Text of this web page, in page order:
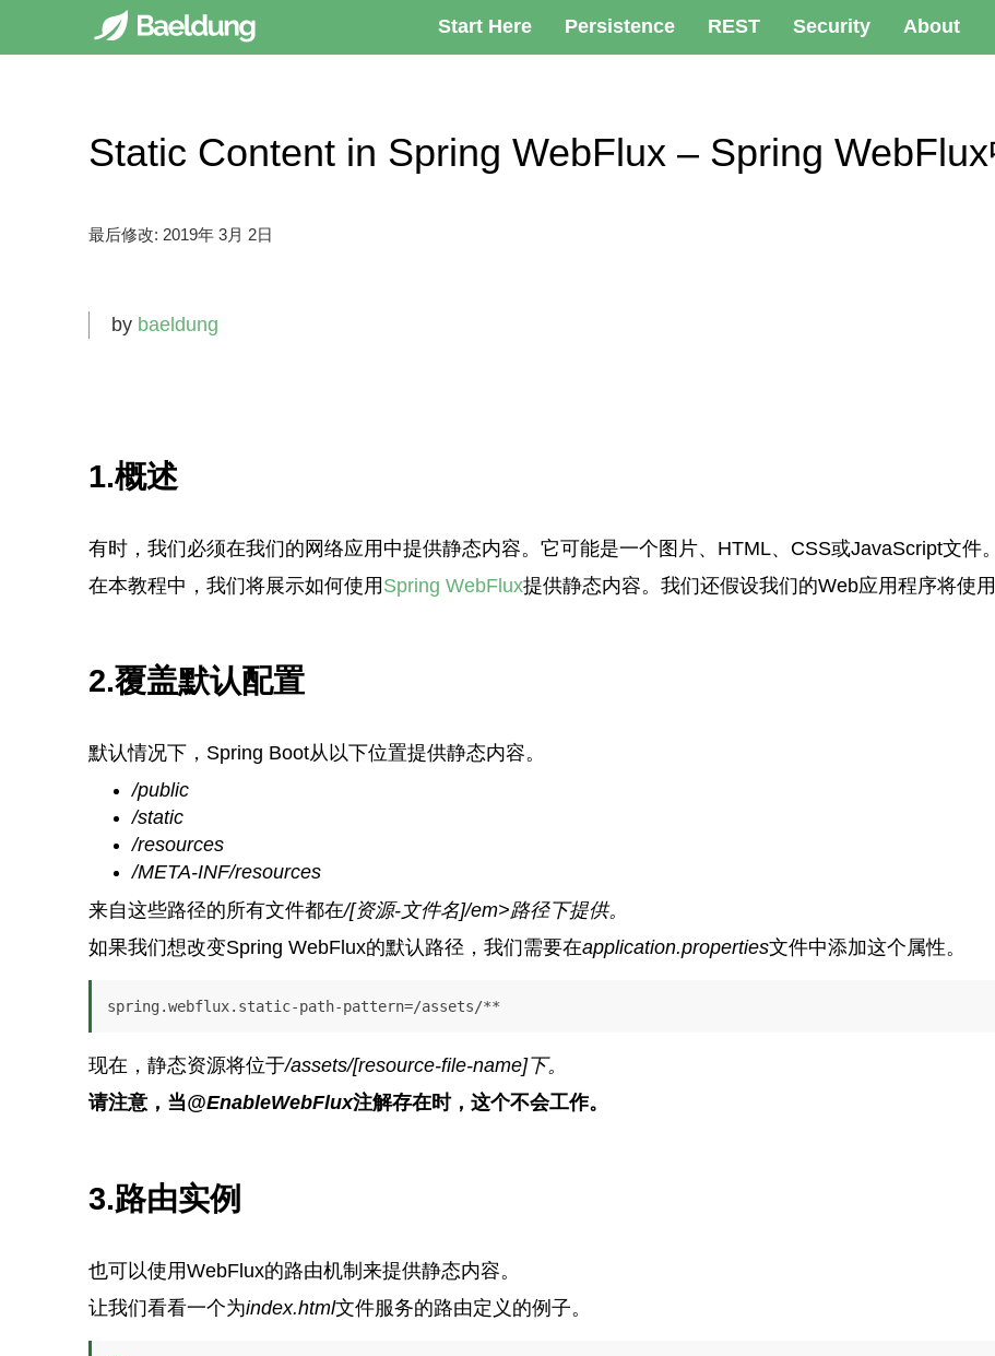
Start Here Persistence REST Security About
Static Content in Spring WebFlux – Spring
最后修改: 2019年 3月 2日
by baeldung
1.概述
有时，我们必须在我们的网络应用中提供静态内容。它可能是一个图片、HTML、CSS或JavaScript文件。
在本教程中，我们将展示如何使用 Spring WebFlux提供静态内容。我们还假设我们的Web应用程序将使用
2.覆盖默认配置
默认情况下，Spring Boot从以下位置提供静态内容。
/public
/static
/resources
/META-INF/resources
来自这些路径的所有文件都在/[资源-文件名]/em>路径下提供。
如果我们想改变Spring WebFlux的默认路径，我们需要在application.properties文件中添加这个属性。
spring.webflux.static-path-pattern=/assets/**
现在，静态资源将位于/assets/[resource-file-name]下。
请注意，当@EnableWebFlux注解存在时，这个不会工作。
3.路由实例
也可以使用WebFlux的路由机制来提供静态内容。
让我们看看一个为index.html文件服务的路由定义的例子。